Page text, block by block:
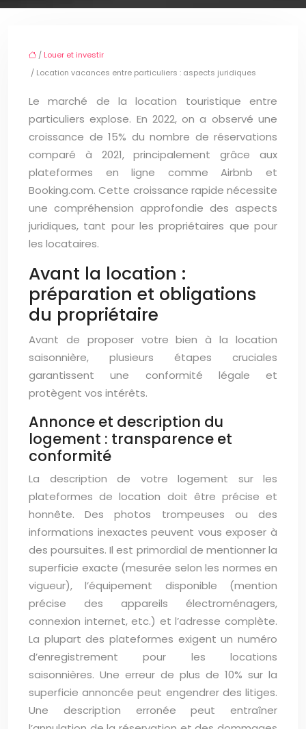
/ Louer et investir
/ Location vacances entre particuliers : aspects juridiques
Le marché de la location touristique entre
particuliers explose. En 2022, on a observé une
croissance de 15% du nombre de réservations
comparé à 2021, principalement grâce aux
plateformes en ligne comme Airbnb et
Booking.com. Cette croissance rapide nécessite
une compréhension approfondie des aspects
juridiques, tant pour les propriétaires que pour
les locataires.
Avant la location :
préparation et obligations
du propriétaire
Avant de proposer votre bien à la location
saisonnière, plusieurs étapes cruciales
garantissent une conformité légale et
protègent vos intérêts.
Annonce et description du
logement : transparence et
conformité
La description de votre logement sur les
plateformes de location doit être précise et
honnête. Des photos trompeuses ou des
informations inexactes peuvent vous exposer à
des poursuites. Il est primordial de mentionner la
superficie exacte (mesurée selon les normes en
vigueur), l’équipement disponible (mention
précise des appareils électroménagers,
connexion internet, etc.) et l’adresse complète.
La plupart des plateformes exigent un numéro
d’enregistrement pour les locations
saisonnières. Une erreur de plus de 10% sur la
superficie annoncée peut engendrer des litiges.
Une description erronée peut entraîner